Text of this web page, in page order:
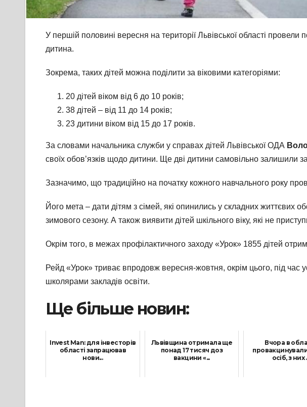
У першій половині вересня на території Львівської області
дитина.
Зокрема, таких дітей можна поділити за віковими категоріями:
20 дітей віком від 6 до 10 років;
38 дітей – від 11 до 14 років;
23 дитини віком від 15 до 17 років.
За словами начальника служби у справах дітей Львівської ОДА
своїх обов’язків щодо дитини. Ще дві дитини самовільно залишили
Зазначимо, що традиційно на початку кожного навчального року
Його мета – дати дітям з сімей, які опинились у складних життєвих
зимового сезону. А також виявити дітей шкільного віку, які не
Окрім того, в межах профілактичного заходу «Урок» 1855 дітей
Рейд «Урок» триває впродовж вересня-жовтня, окрім цього, під час
школярами закладів освіти.
Ще більше новин:
Invest Man: для інвесторів
області запрацював
нови...
Львівщина отримала ще
понад 17 тисяч доз
вакцини «...
Вчора в
осіб, з них